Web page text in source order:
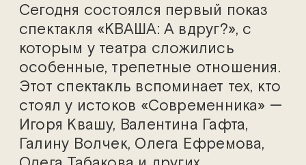
Сегодня состоялся первый показ
спектакля «КВАША: А вдруг?», с
которым у театра сложились
особенные, трепетные отношения.
Этот спектакль вспоминает тех, кто
стоял у истоков «Современника» —
Игоря Квашу, Валентина Гафта,
Галину Волчек, Олега Ефремова,